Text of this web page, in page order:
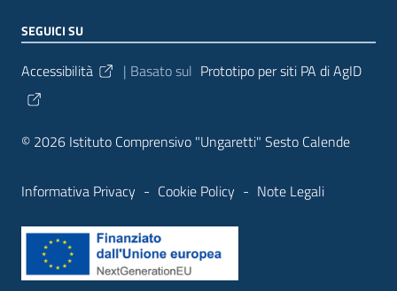
SEGUICI SU
Sezione Link Utili
Accessibilità | Basato sul Prototipo per siti PA di AgID
© 2026 Istituto Comprensivo "Ungaretti" Sesto Calende
Informativa Privacy - Cookie Policy - Note Legali